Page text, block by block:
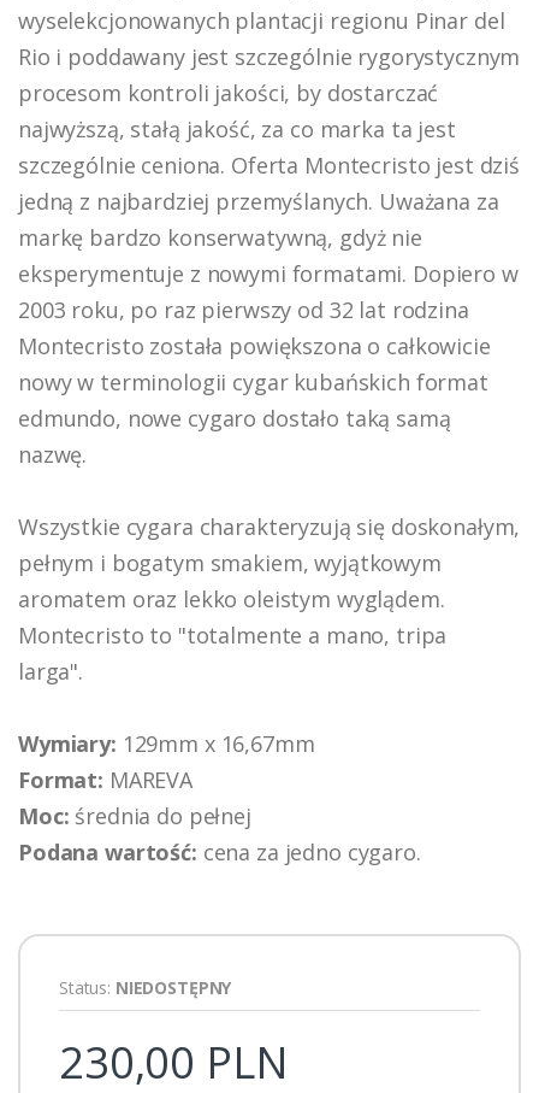
wyselekcjonowanych plantacji regionu Pinar del
Rio i poddawany jest szczególnie rygorystycznym
procesom kontroli jakości, by dostarczać
najwyższą, stałą jakość, za co marka ta jest
szczególnie ceniona. Oferta Montecristo jest dziś
jedną z najbardziej przemyślanych. Uważana za
markę bardzo konserwatywną, gdyż nie
eksperymentuje z nowymi formatami. Dopiero w
2003 roku, po raz pierwszy od 32 lat rodzina
Montecristo została powiększona o całkowicie
nowy w terminologii cygar kubańskich format
edmundo, nowe cygaro dostało taką samą
nazwę.
Wszystkie cygara charakteryzują się doskonałym,
pełnym i bogatym smakiem, wyjątkowym
aromatem oraz lekko oleistym wyglądem.
Montecristo to "totalmente a mano, tripa
larga".
Wymiary: 129mm x 16,67mm
Format: MAREVA
Moc: średnia do pełnej
Podana wartość: cena za jedno cygaro.
Status: NIEDOSTĘPNY
230,00 PLN